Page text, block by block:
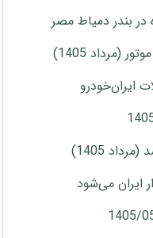
بندر دمیاط مصر
1405)
ایران‌خودرو
1405)